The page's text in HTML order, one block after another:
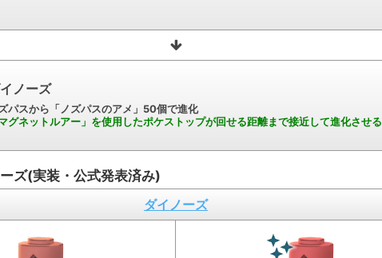
ノーズ
パスから「ノズパスのアメ」50個で進化
マグネットルアー」を使用したポケストップが回せる距離まで接近して進化させる
ズ(実装・公式発表済み)
ダイノーズ